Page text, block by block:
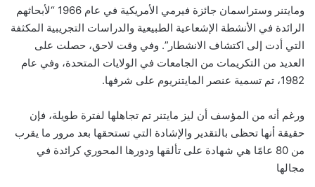
ومايتنر وستراسمان جائزة فيرمي الأمريكية في عام 1966 “لأبحاثهم
الرائدة في الأنشطة الإشعاعية الطبيعية والدراسات التجريبية المكثفة
التي أدت إلى اكتشاف الانشطار”. وفي وقت لاحق، حصلت على
العديد من التكريمات من الجامعات في الولايات المتحدة، وفي عام
1982، تم تسمية عنصر المايتنريوم على شرفها.
ورغم أنه من المؤسف أن ليز مايتنر تم تجاهلها لفترة طويلة، فإن
حقيقة أنها تحظى بالتقدير والإشادة التي تستحقها بعد مرور ما يقرب
من 80 عامًا هي شهادة على تألقها ودورها المحوري كرائدة في
مجالها